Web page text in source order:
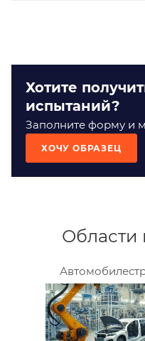
Хотите
испытаний?
Заполните форму и
ХОЧУ ОБРАЗЕЦ